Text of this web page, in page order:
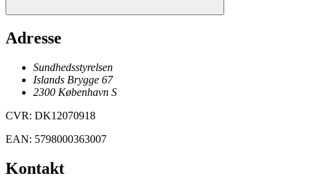
Adresse
Sundhedsstyrelsen
Islands Brygge 67
2300 København S
CVR: DK12070918
EAN: 5798000363007
Kontakt